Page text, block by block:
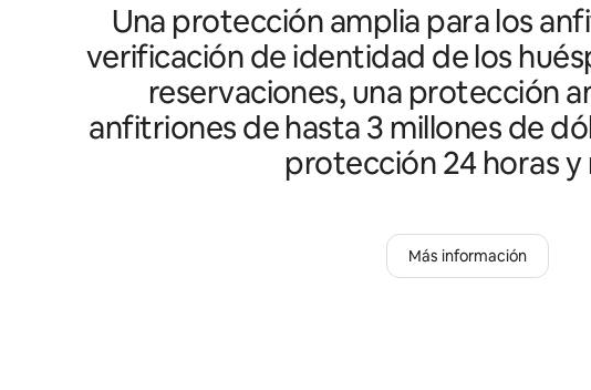
Una protección amplia para los
verificación de identidad de los
reservaciones, una protección
anfitriones de hasta 3 millones de
protección 24 horas y
Más información